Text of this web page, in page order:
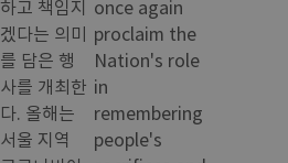
하고 책임지
겠다는 의미
를 담은 행
사를 개최한
다. 올해는
서울 지역
once again
proclaim the
Nation's role
in
remembering
people's